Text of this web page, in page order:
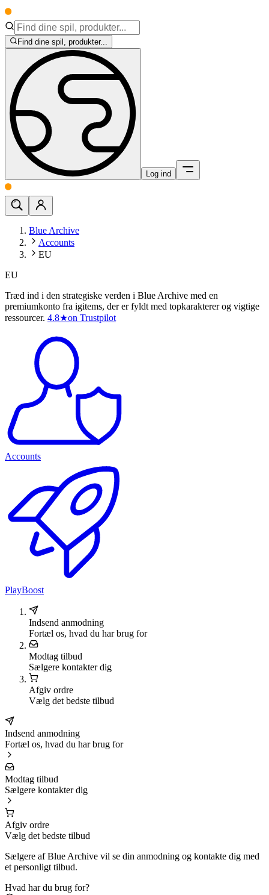
Find dine spil, produkter...
Log ind
Blue Archive
Accounts
EU
EU
Træd ind i den strategiske verden i Blue Archive med en
premiumkonto fra igitems, der er fyldt med topkarakterer og vigtige
ressourcer. 4.8★on Trustpilot
Accounts
PlayBoost
Indsend anmodning
Fortæl os, hvad du har brug for
Modtag tilbud
Sælgere kontakter dig
Afgiv ordre
Vælg det bedste tilbud
Indsend anmodning
Fortæl os, hvad du har brug for
Modtag tilbud
Sælgere kontakter dig
Afgiv ordre
Vælg det bedste tilbud
Sælgere af Blue Archive vil se din anmodning og kontakte dig med
et personligt tilbud.
Hvad har du brug for?